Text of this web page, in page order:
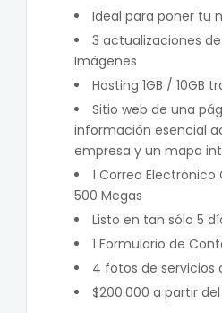
Ideal para poner tu
3 actualizaciones
Imágenes
Hosting 1GB / 10GB
Sitio web de una
información esencial
empresa y un mapa
1 Correo
500 Megas
Listo en tan sólo 5
1 Formulario de
4 fotos de servicios
$200.000 a partir